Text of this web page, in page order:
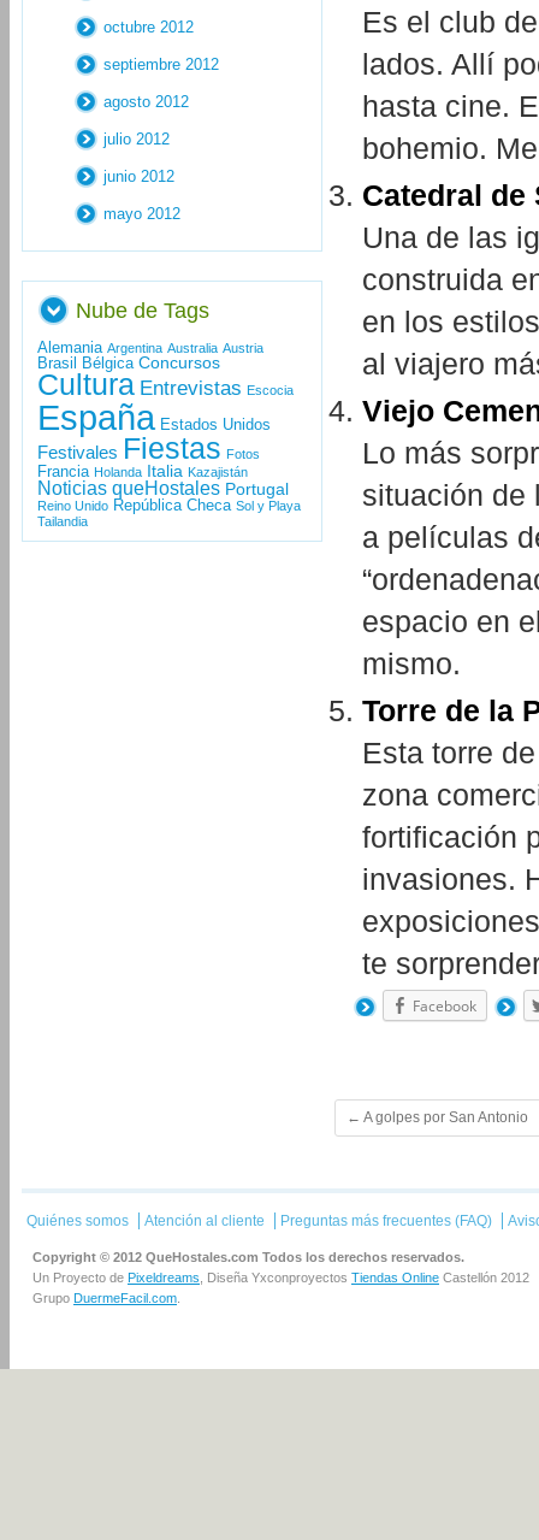
Es el club
lados. Allí
hasta cine.
bohemio.
Catedral de
Una de las
construida
en los
al viajero
Viejo
Lo más
situación de
a películas
espacio en
mismo.
Torre de la
Esta torre
zona
fortificación
invasiones.
te
Facebook
← A golpes por San Antonio
octubre 2012
septiembre 2012
agosto 2012
julio 2012
junio 2012
mayo 2012
Nube de Tags
Alemania Argentina Australia Austria
Brasil Bélgica Concursos
Cultura Entrevistas Escocia
España Estados Unidos
Festivales Fiestas Fotos
Francia Holanda Italia Kazajistán
Noticias queHostales Portugal
Reino Unido República Checa Sol y Playa
Tailandia
Quiénes somos Atención al cliente Preguntas más frecuentes (FAQ)
Copyright © 2012 QueHostales.com Todos los derechos reservados.
Un Proyecto de Pixeldreams , Diseña Yxconproyectos Tiendas Online Castellón 2012
Grupo DuermeFacil.com